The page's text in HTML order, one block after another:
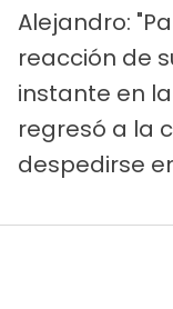
Alejandro:
reacción de
instante en
regresó a la
despedirse